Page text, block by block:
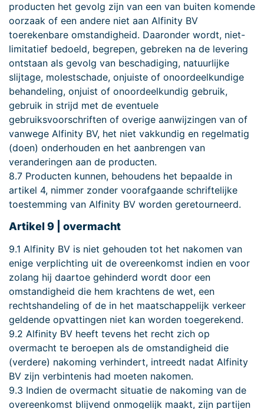
producten het gevolg zijn van een van buiten komende
oorzaak of een andere niet aan Alfinity BV
toerekenbare omstandigheid. Daaronder wordt, niet-
limitatief bedoeld, begrepen, gebreken na de levering
ontstaan als gevolg van beschadiging, natuurlijke
slijtage, molestschade, onjuiste of onoordeelkundige
behandeling, onjuist of onoordeelkundig gebruik,
gebruik in strijd met de eventuele
gebruiksvoorschriften of overige aanwijzingen van of
vanwege Alfinity BV, het niet vakkundig en regelmatig
(doen) onderhouden en het aanbrengen van
veranderingen aan de producten.
8.7 Producten kunnen, behoudens het bepaalde in
artikel 4, nimmer zonder voorafgaande schriftelijke
toestemming van Alfinity BV worden geretourneerd.
Artikel 9 | overmacht
9.1 Alfinity BV is niet gehouden tot het nakomen van
enige verplichting uit de overeenkomst indien en voor
zolang hij daartoe gehinderd wordt door een
omstandigheid die hem krachtens de wet, een
rechtshandeling of de in het maatschappelijk verkeer
geldende opvattingen niet kan worden toegerekend.
9.2 Alfinity BV heeft tevens het recht zich op
overmacht te beroepen als de omstandigheid die
(verdere) nakoming verhindert, intreedt nadat Alfinity
BV zijn verbintenis had moeten nakomen.
9.3 Indien de overmacht situatie de nakoming van de
overeenkomst blijvend onmogelijk maakt, zijn partijen